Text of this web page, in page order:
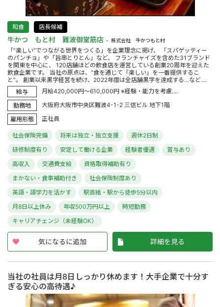
和食 店長候補
牛かつ もと村 難波御堂筋店 株式会社 牛かつもと村
「”楽しい”でつながる世界をつくる」を企業理念に掲げ、 「スパゲッティー
のパンチョ」や「旨串とりとん」など、 フランチャイズを含めた31ブランド
を関東を中心に、 120店舗ほどの飲食店を運営している創業20周年を迎えた
飲食企業です。 当社の原点は、“食を通じて「楽しい」を一番提供するこ
と”。 創業以来黒字経営を続け、2022年度は全店舗黒字を達成する…など....
給与
月給420,000円～610,000円 ※経験・能力を考慮....
勤務地
大阪府大阪市中央区難波4-1-2 三信ビル 地下1階
雇用形態
正社員
社会保険完備 将来は独立・独立支援
週休2日制
研修制度有り
安定して働ける企業 経験者優遇
賞与あり
高収入
交通費支給
資格取得補助有り
まかない・食事補助付き
社会保険制度あり
英語・語学力を活かす
駅直結・駅から徒歩5分以内
月8日以上休み
年収500万円以上
時短勤務
キャリアチェンジ（未経験OK）
気になるに追加 詳細を見る
当社の社員は月8日しっかり休めます！大手企業で十分す
ぎる安心の高待遇♪